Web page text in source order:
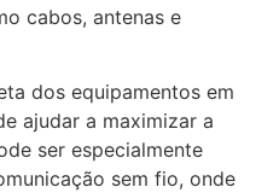
cabos, antenas e
dos equipamentos em
ajudar a maximizar a
ser especialmente
sem fio, onde